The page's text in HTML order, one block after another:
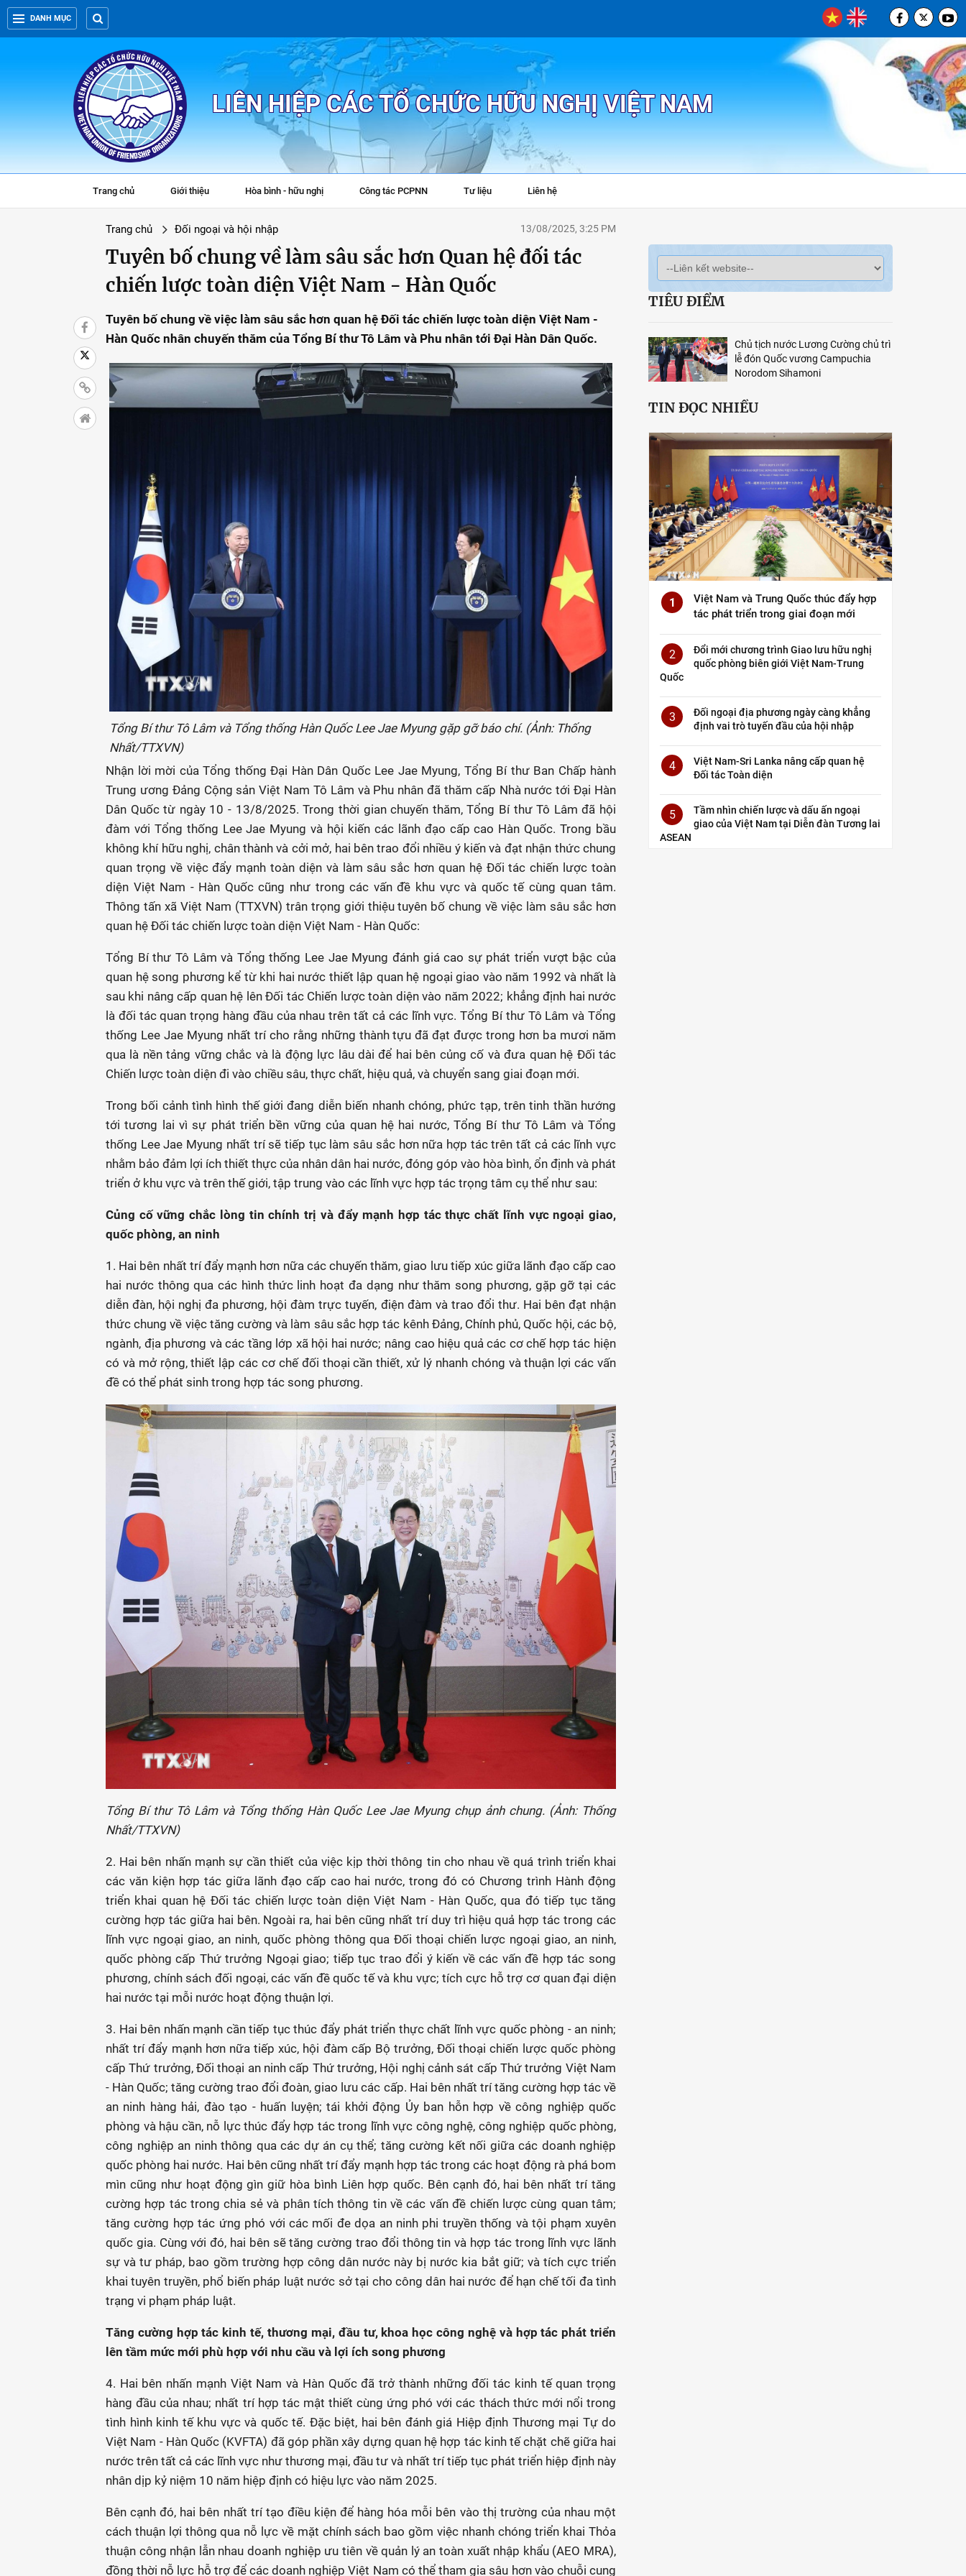
DANH MỤC
LIÊN HIỆP CÁC TỔ CHỨC HỮU NGHỊ VIỆT NAM
Trang chủ Giới thiệu Hòa bình - hữu nghị Công tác PCPNN Tư liệu Liên hệ
Trang chủ Đối ngoại và hội nhập 13/08/2025, 3:25 PM
Tuyên bố chung về làm sâu sắc hơn Quan hệ đối tác
chiến lược toàn diện Việt Nam - Hàn Quốc
Tuyên bố chung về việc làm sâu sắc hơn quan hệ Đối tác chiến lược toàn diện Việt Nam -
Hàn Quốc nhân chuyến thăm của Tổng Bí thư Tô Lâm và Phu nhân tới Đại Hàn Dân Quốc.
Tổng Bí thư Tô Lâm và Tổng thống Hàn Quốc Lee Jae Myung gặp gỡ báo chí. (Ảnh: Thống
Nhất/TTXVN)
Nhận lời mời của Tổng thống Đại Hàn Dân Quốc Lee Jae Myung, Tổng Bí thư Ban Chấp hành
Trung ương Đảng Cộng sản Việt Nam Tô Lâm và Phu nhân đã thăm cấp Nhà nước tới Đại Hàn
Dân Quốc từ ngày 10 - 13/8/2025. Trong thời gian chuyến thăm, Tổng Bí thư Tô Lâm đã hội
đàm với Tổng thống Lee Jae Myung và hội kiến các lãnh đạo cấp cao Hàn Quốc. Trong bầu
không khí hữu nghị, chân thành và cởi mở, hai bên trao đổi nhiều ý kiến và đạt nhận thức chung
quan trọng về việc đẩy mạnh toàn diện và làm sâu sắc hơn quan hệ Đối tác chiến lược toàn
diện Việt Nam - Hàn Quốc cũng như trong các vấn đề khu vực và quốc tế cùng quan tâm.
Thông tấn xã Việt Nam (TTXVN) trân trọng giới thiệu tuyên bố chung về việc làm sâu sắc hơn
quan hệ Đối tác chiến lược toàn diện Việt Nam - Hàn Quốc:
Tổng Bí thư Tô Lâm và Tổng thống Lee Jae Myung đánh giá cao sự phát triển vượt bậc của
quan hệ song phương kể từ khi hai nước thiết lập quan hệ ngoại giao vào năm 1992 và nhất là
sau khi nâng cấp quan hệ lên Đối tác Chiến lược toàn diện vào năm 2022; khẳng định hai nước
là đối tác quan trọng hàng đầu của nhau trên tất cả các lĩnh vực. Tổng Bí thư Tô Lâm và Tổng
thống Lee Jae Myung nhất trí cho rằng những thành tựu đã đạt được trong hơn ba mươi năm
qua là nền tảng vững chắc và là động lực lâu dài để hai bên củng cố và đưa quan hệ Đối tác
Chiến lược toàn diện đi vào chiều sâu, thực chất, hiệu quả, và chuyển sang giai đoạn mới.
Trong bối cảnh tình hình thế giới đang diễn biến nhanh chóng, phức tạp, trên tinh thần hướng
tới tương lai vì sự phát triển bền vững của quan hệ hai nước, Tổng Bí thư Tô Lâm và Tổng
thống Lee Jae Myung nhất trí sẽ tiếp tục làm sâu sắc hơn nữa hợp tác trên tất cả các lĩnh vực
nhằm bảo đảm lợi ích thiết thực của nhân dân hai nước, đóng góp vào hòa bình, ổn định và phát
triển ở khu vực và trên thế giới, tập trung vào các lĩnh vực hợp tác trọng tâm cụ thể như sau:
Củng cố vững chắc lòng tin chính trị và đẩy mạnh hợp tác thực chất lĩnh vực ngoại giao,
quốc phòng, an ninh
1. Hai bên nhất trí đẩy mạnh hơn nữa các chuyến thăm, giao lưu tiếp xúc giữa lãnh đạo cấp cao
hai nước thông qua các hình thức linh hoạt đa dạng như thăm song phương, gặp gỡ tại các
diễn đàn, hội nghị đa phương, hội đàm trực tuyến, điện đàm và trao đổi thư. Hai bên đạt nhận
thức chung về việc tăng cường và làm sâu sắc hợp tác kênh Đảng, Chính phủ, Quốc hội, các bộ,
ngành, địa phương và các tầng lớp xã hội hai nước; nâng cao hiệu quả các cơ chế hợp tác hiện
có và mở rộng, thiết lập các cơ chế đối thoại cần thiết, xử lý nhanh chóng và thuận lợi các vấn
đề có thể phát sinh trong hợp tác song phương.
Tổng Bí thư Tô Lâm và Tổng thống Hàn Quốc Lee Jae Myung chụp ảnh chung. (Ảnh: Thống
Nhất/TTXVN)
2. Hai bên nhấn mạnh sự cần thiết của việc kịp thời thông tin cho nhau về quá trình triển khai
các văn kiện hợp tác giữa lãnh đạo cấp cao hai nước, trong đó có Chương trình Hành động
triển khai quan hệ Đối tác chiến lược toàn diện Việt Nam - Hàn Quốc, qua đó tiếp tục tăng
cường hợp tác giữa hai bên. Ngoài ra, hai bên cũng nhất trí duy trì hiệu quả hợp tác trong các
lĩnh vực ngoại giao, an ninh, quốc phòng thông qua Đối thoại chiến lược ngoại giao, an ninh,
quốc phòng cấp Thứ trưởng Ngoại giao; tiếp tục trao đổi ý kiến về các vấn đề hợp tác song
phương, chính sách đối ngoại, các vấn đề quốc tế và khu vực; tích cực hỗ trợ cơ quan đại diện
hai nước tại mỗi nước hoạt động thuận lợi.
3. Hai bên nhấn mạnh cần tiếp tục thúc đẩy phát triển thực chất lĩnh vực quốc phòng - an ninh;
nhất trí đẩy mạnh hơn nữa tiếp xúc, hội đàm cấp Bộ trưởng, Đối thoại chiến lược quốc phòng
cấp Thứ trưởng, Đối thoại an ninh cấp Thứ trưởng, Hội nghị cảnh sát cấp Thứ trưởng Việt Nam
- Hàn Quốc; tăng cường trao đổi đoàn, giao lưu các cấp. Hai bên nhất trí tăng cường hợp tác về
an ninh hàng hải, đào tạo - huấn luyện; tái khởi động Ủy ban hỗn hợp về công nghiệp quốc
phòng và hậu cần, nỗ lực thúc đẩy hợp tác trong lĩnh vực công nghệ, công nghiệp quốc phòng,
công nghiệp an ninh thông qua các dự án cụ thể; tăng cường kết nối giữa các doanh nghiệp
quốc phòng hai nước. Hai bên cũng nhất trí đẩy mạnh hợp tác trong các hoạt động rà phá bom
mìn cũng như hoạt động gìn giữ hòa bình Liên hợp quốc. Bên cạnh đó, hai bên nhất trí tăng
cường hợp tác trong chia sẻ và phân tích thông tin về các vấn đề chiến lược cùng quan tâm;
tăng cường hợp tác ứng phó với các mối đe dọa an ninh phi truyền thống và tội phạm xuyên
quốc gia. Cùng với đó, hai bên sẽ tăng cường trao đổi thông tin và hợp tác trong lĩnh vực lãnh
sự và tư pháp, bao gồm trường hợp công dân nước này bị nước kia bắt giữ; và tích cực triển
khai tuyên truyền, phổ biến pháp luật nước sở tại cho công dân hai nước để hạn chế tối đa tình
trạng vi phạm pháp luật.
Tăng cường hợp tác kinh tế, thương mại, đầu tư, khoa học công nghệ và hợp tác phát triển
lên tầm mức mới phù hợp với nhu cầu và lợi ích song phương
4. Hai bên nhấn mạnh Việt Nam và Hàn Quốc đã trở thành những đối tác kinh tế quan trọng
hàng đầu của nhau; nhất trí hợp tác mật thiết cùng ứng phó với các thách thức mới nổi trong
tình hình kinh tế khu vực và quốc tế. Đặc biệt, hai bên đánh giá Hiệp định Thương mại Tự do
Việt Nam - Hàn Quốc (KVFTA) đã góp phần xây dựng quan hệ hợp tác kinh tế chặt chẽ giữa hai
nước trên tất cả các lĩnh vực như thương mại, đầu tư và nhất trí tiếp tục phát triển hiệp định này
nhân dịp kỷ niệm 10 năm hiệp định có hiệu lực vào năm 2025.
Bên cạnh đó, hai bên nhất trí tạo điều kiện để hàng hóa mỗi bên vào thị trường của nhau một
cách thuận lợi thông qua nỗ lực về mặt chính sách bao gồm việc nhanh chóng triển khai Thỏa
thuận công nhận lẫn nhau doanh nghiệp ưu tiên về quản lý an toàn xuất nhập khẩu (AEO MRA),
đồng thời nỗ lực hỗ trợ để các doanh nghiệp Việt Nam có thể tham gia sâu hơn vào chuỗi cung
TIÊU ĐIỂM
Chủ tịch nước Lương Cường chủ trì
lễ đón Quốc vương Campuchia
Norodom Sihamoni
TIN ĐỌC NHIỀU
1
Việt Nam và Trung Quốc thúc đẩy hợp
tác phát triển trong giai đoạn mới
2
Đổi mới chương trình Giao lưu hữu nghị
quốc phòng biên giới Việt Nam-Trung
Quốc
3
Đối ngoại địa phương ngày càng khẳng
định vai trò tuyến đầu của hội nhập
4
Việt Nam-Sri Lanka nâng cấp quan hệ
Đối tác Toàn diện
5
Tầm nhìn chiến lược và dấu ấn ngoại
giao của Việt Nam tại Diễn đàn Tương lai
ASEAN